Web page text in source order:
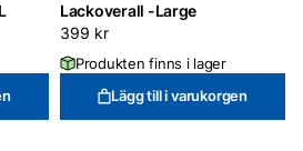
Lackoverall -Large
399 kr
Produkten finns i lager
Lägg till i varukorgen